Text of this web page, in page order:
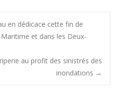
en dédicace cette fin de
et dans les Deux-
au profit des sinistrés des
inondations →